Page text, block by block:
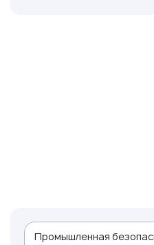
Промышленная